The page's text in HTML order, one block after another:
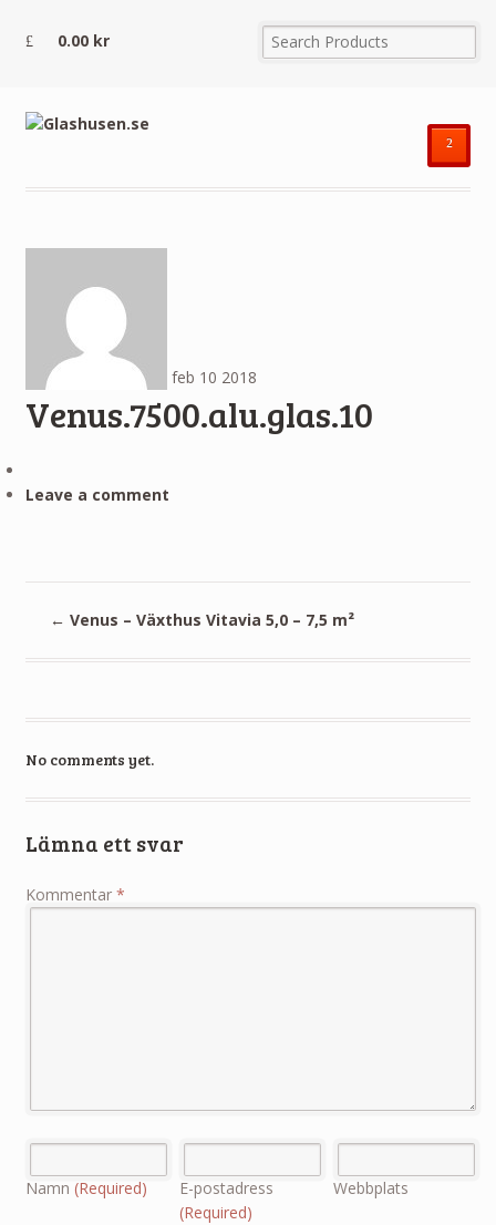
0.00 kr
²
feb 10 2018
Venus.7500.alu.glas.10
Leave a comment
← Venus – Växthus Vitavia 5,0 – 7,5 m²
No comments yet.
Lämna ett svar
Kommentar *
Namn (Required)
E-postadress
(Required)
Webbplats